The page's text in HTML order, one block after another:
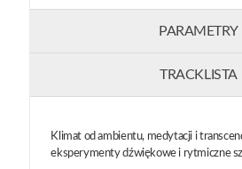
PARAMETRY
TRACKLISTA
Klimat od ambientu, medytacji i
eksperymenty dźwiękowe i rytmiczne